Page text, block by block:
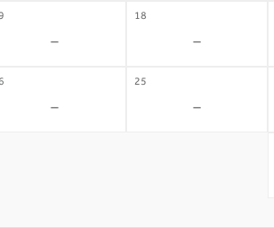
18
-
-
25
-
-